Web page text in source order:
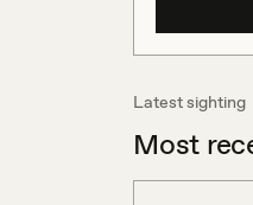
Latest sighting
Most